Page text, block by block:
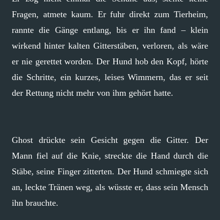
Fragen, atmete kaum. Er fuhr direkt zum Tierheim,
rannte die Gänge entlang, bis er ihn fand – klein
wirkend hinter kalten Gitterstäben, verloren, als wäre
er nie gerettet worden. Der Hund hob den Kopf, hörte
die Schritte, ein kurzes, leises Wimmern, das er seit
der Rettung nicht mehr von ihm gehört hatte.
Ghost drückte sein Gesicht gegen die Gitter. Der
Mann fiel auf die Knie, streckte die Hand durch die
Stäbe, seine Finger zitterten. Der Hund schmiegte sich
an, leckte Tränen weg, als wüsste er, dass sein Mensch
ihn brauchte.